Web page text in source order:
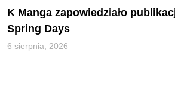
K Manga zapowiedziało
Spring Days
6 sierpnia, 2026